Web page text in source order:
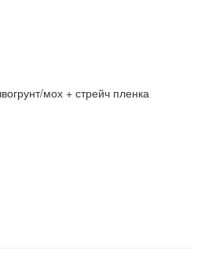
мох + стрейч пленка